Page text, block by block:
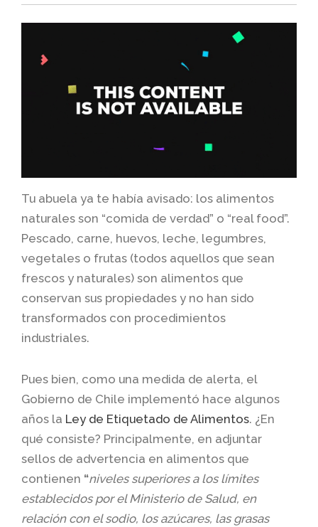
Tu abuela ya te había avisado: los alimentos
naturales son “comida de verdad” o “real food”.
Pescado, carne, huevos, leche, legumbres,
vegetales o frutas (todos aquellos que sean
frescos y naturales) son alimentos que
conservan sus propiedades y no han sido
transformados con procedimientos
industriales.
Pues bien, como una medida de alerta, el
Gobierno de Chile implementó hace algunos
años la Ley de Etiquetado de Alimentos. ¿En
qué consiste? Principalmente, en adjuntar
sellos de advertencia en alimentos que
contienen “niveles superiores a los límites
establecidos por el Ministerio de Salud, en
relación con el sodio, los azúcares, las grasas